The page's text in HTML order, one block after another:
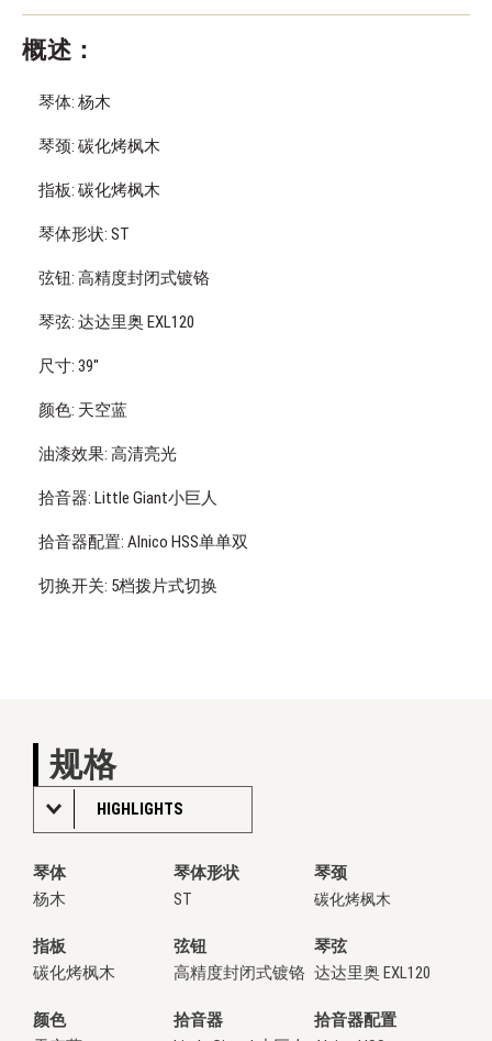
概述：
琴体: 杨木
琴颈: 碳化烤枫木
指板: 碳化烤枫木
琴体形状: ST
弦钮: 高精度封闭式镀铬
琴弦: 达达里奥 EXL120
尺寸: 39''
颜色: 天空蓝
油漆效果: 高清亮光
拾音器: Little Giant小巨人
拾音器配置: Alnico HSS单单双
切换开关: 5档拨片式切换
规格
HIGHLIGHTS
琴体 琴体形状
琴颈
杨木
ST 碳化烤枫木
指板 弦钮
琴弦
碳化烤枫木
高精度封闭式镀铬 达达里奥 EXL120
颜色 拾音器
拾音器配置